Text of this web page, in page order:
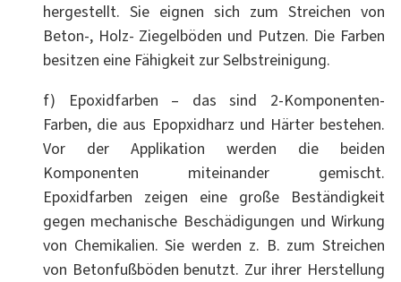
hergestellt. Sie eignen sich zum Streichen von
Beton-, Holz- Ziegelböden und Putzen. Die Farben
besitzen eine Fähigkeit zur Selbstreinigung.
f) Epoxidfarben – das sind 2-Komponenten-
Farben, die aus Epopxidharz und Härter bestehen.
Vor der Applikation werden die beiden
Komponenten miteinander gemischt.
Epoxidfarben zeigen eine große Beständigkeit
gegen mechanische Beschädigungen und Wirkung
von Chemikalien. Sie werden z. B. zum Streichen
von Betonfußböden benutzt. Zur ihrer Herstellung